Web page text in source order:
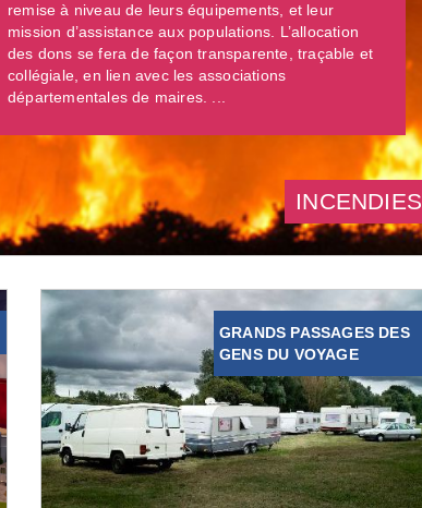
remise à niveau de leurs équipements, et leur
mission d’assistance aux populations. L’allocation
des dons se fera de façon transparente, traçable et
collégiale, en lien avec les associations
départementales de maires. ...
INCENDIES
GRANDS PASSAGES DES
GENS DU VOYAGE